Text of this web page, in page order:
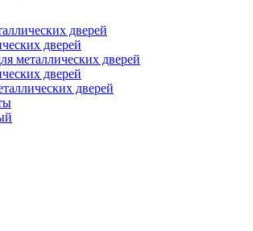
дверей
дверей
металлических дверей
дверей
дверей